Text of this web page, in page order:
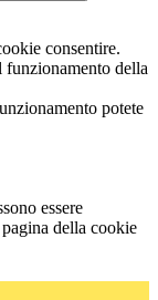
consentire.
funzionamento della
potete
essere
della cookie